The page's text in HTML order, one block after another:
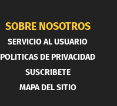
SOBRE NOSOTROS
SERVICIO AL USUARIO
POLITICAS DE PRIVACIDAD
SUSCRIBETE
MAPA DEL SITIO